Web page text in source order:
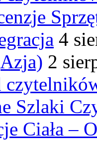
4
2
Szlaki
Ciała –